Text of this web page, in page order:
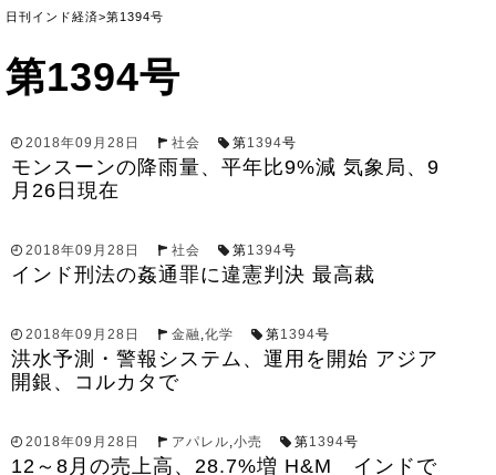
日刊インド経済>第1394号
第1394号
2018年09月28日 社会 第1394号
モンスーンの降雨量、平年比9%減 気象局、9
月26日現在
2018年09月28日 社会 第1394号
インド刑法の姦通罪に違憲判決 最高裁
2018年09月28日 金融,化学 第1394号
洪水予測・警報システム、運用を開始 アジア
開銀、コルカタで
2018年09月28日 アパレル,小売 第1394号
12～8月の売上高、28.7%増 H&M インドで